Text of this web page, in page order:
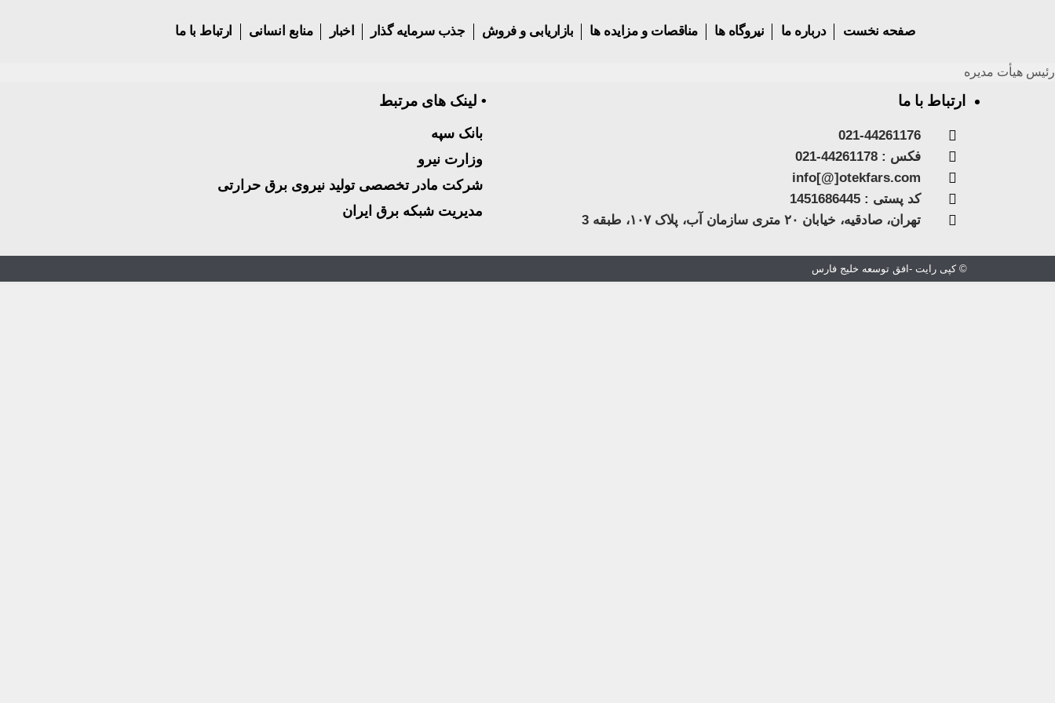
صفحه نخست درباره ما نیروگاه ها مناقصات و مزایده ها بازاریابی و فروش جذب سرمایه گذار اخبار منابع انسانی ارتباط با ما
رئیس هیأت مدیره
ارتباط با ما
021-44261176
فکس : 44261178-021
info[@]otekfars.com
کد پستی : 1451686445
تهران، صادقیه، خیابان ۲۰ متری سازمان آب، پلاک ۱۰۷، طبقه 3
• لینک های مرتبط
بانک سپه
وزارت نیرو
شرکت مادر تخصصی تولید نیروی برق حرارتی
مدیریت شبکه برق ایران
© کپی رایت -افق توسعه خلیج فارس